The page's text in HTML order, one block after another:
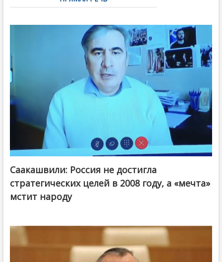
Саакашвили: Россия не достигла
стратегических целей в 2008 году, а «мечта»
мстит народу